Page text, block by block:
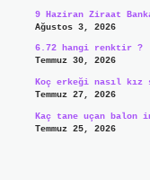
9 Haziran Ziraat
Ağustos 3, 2026
6.72 hangi renktir ?
Temmuz 30, 2026
Koç erkeği nasıl kız
Temmuz 27, 2026
Kaç tane uçan balon
Temmuz 25, 2026